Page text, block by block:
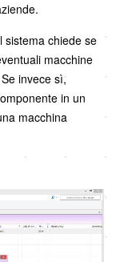
sistema chiede se
macchine
invece sì,
in un
macchina